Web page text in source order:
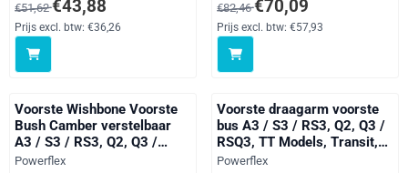
Superb Models, Yeti 5L,
Bora Models, Caddy Models,
CC, Eos 1F, Golf, Jetta
Models, Passat Models,
Scirocco Models,
€51,62€43,88
Prijs excl. btw: €36,26
Leon Models, Tarraco,
Toledo Models, Karoq,
Kodiaq, Octavia, Superb
Models, Arteon, Beetle
Models, Bora
€82,46€70,09
Prijs excl. btw: €57,93
Voorste Wishbone Voorste
Bush Camber verstelbaar
A3 / S3 / RS3, Q2, Q3 /
RSQ3, TT Models, Transit,
Merk:
Powerflex
Voorste draagarm voorste
bus A3 / S3 / RS3, Q2, Q3 /
RSQ3, TT Models, Transit,
Altea 5P (2004-), Ateca,
Merk:
Powerflex